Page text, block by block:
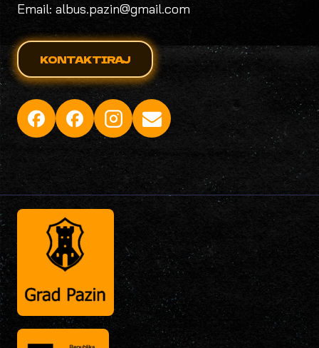
Email: albus.pazin@gmail.com
KONTAKTIRAJ